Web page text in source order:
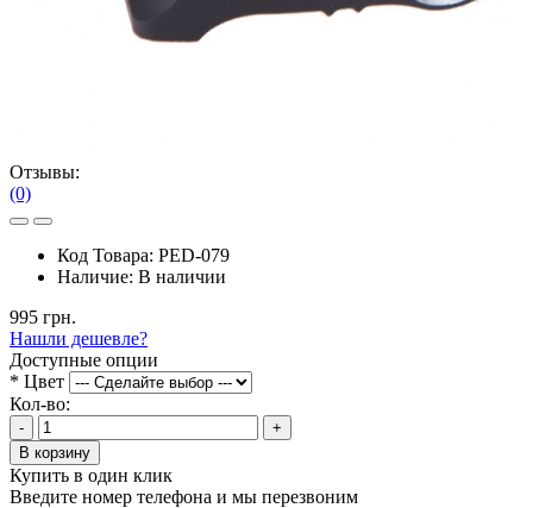
Отзывы:
(0)
Код Товара: PED-079
Наличие: В наличии
995 грн.
Нашли дешевле?
Доступные опции
* Цвет
Кол-во:
-
+
В корзину
Купить в один клик
Введите номер телефона и мы перезвоним